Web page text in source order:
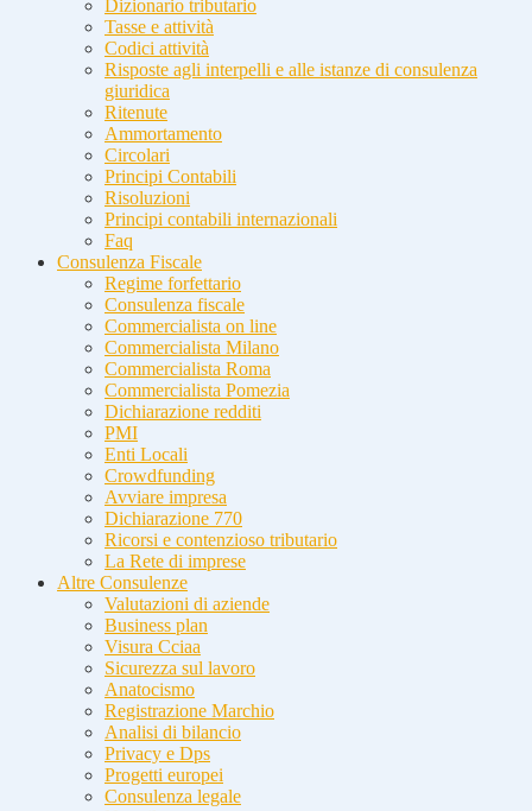
Dizionario tributario
Tasse e attività
Codici attività
Risposte agli interpelli e alle istanze di consulenza
giuridica
Ritenute
Ammortamento
Circolari
Principi Contabili
Risoluzioni
Principi contabili internazionali
Faq
Consulenza Fiscale
Regime forfettario
Consulenza fiscale
Commercialista on line
Commercialista Milano
Commercialista Roma
Commercialista Pomezia
Dichiarazione redditi
PMI
Enti Locali
Crowdfunding
Avviare impresa
Dichiarazione 770
Ricorsi e contenzioso tributario
La Rete di imprese
Altre Consulenze
Valutazioni di aziende
Business plan
Visura Cciaa
Sicurezza sul lavoro
Anatocismo
Registrazione Marchio
Analisi di bilancio
Privacy e Dps
Progetti europei
Consulenza legale